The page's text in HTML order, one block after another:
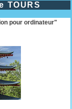
TOURS
pour ordinateur"